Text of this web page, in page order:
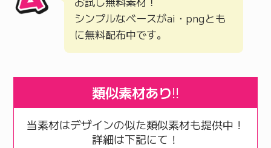
シンプルなベースがai・pngとも
に無料配布中です。
類似素材あり!!
当素材はデザインの似た類似素材も提供中！
詳細は下記にて！